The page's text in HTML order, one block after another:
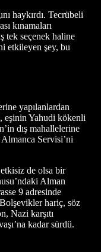
haykırdı. Tecrübeli
kınamaları
tek seçenek haline
etkileyen şey, bu
yapılanlardan
eşinin Yahudi kökenli
dış mahallelerine
Servisi’ni
de olsa bir
Alman
9 adresinde
hariç, söz
Nazi karşıtı
kadar sürdü.